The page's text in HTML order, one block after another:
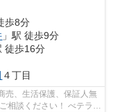
歩8分
」駅 徒歩9分
徒歩16分
４丁目
売、生活保護、保証人無
相談ください！ べテラン